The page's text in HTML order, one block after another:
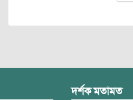
দর্শক মতামত